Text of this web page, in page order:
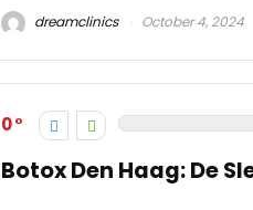
dreamclinics October 4, 2024
0
Botox Den Haag: De